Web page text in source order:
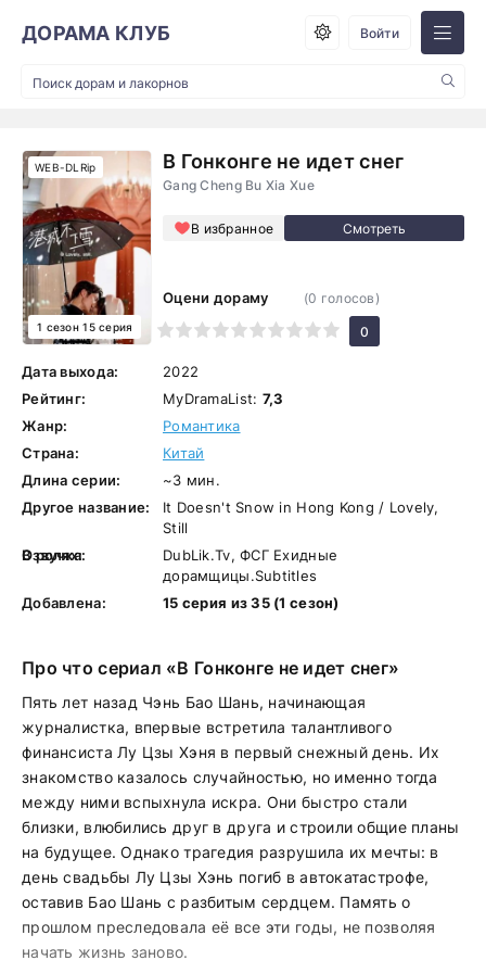
ДОРАМА КЛУБ Войти
В Гонконге не идет снег
Gang Cheng Bu Xia Xue
В избранное
WEB-DLRip
1 сезон 15 серия
Оцени дораму
1
2 3 4 5 7 8 9 10
(0 голосов)
0
Дата выхода:
2022
Рейтинг:
MyDramaList: 7,3
Жанр:
Романтика
Страна:
Китай
Длина серии:
~3 мин.
Другое название:
It Doesn't Snow in Hong Kong / Lovely,
Still
В ролях:
Озвучка:
DubLik.Tv, ФСГ Ехидные
дорамщицы.Subtitles
Добавлена:
15 серия из 35 (1 сезон)
Про что сериал «В Гонконге не идет снег»
Пять лет назад Чэнь Бао Шань, начинающая
журналистка, впервые встретила талантливого
финансиста Лу Цзы Хэня в первый снежный день. Их
знакомство казалось случайностью, но именно тогда
между ними вспыхнула искра. Они быстро стали
близки, влюбились друг в друга и строили общие планы
на будущее. Однако трагедия разрушила их мечты: в
день свадьбы Лу Цзы Хэнь погиб в автокатастрофе,
оставив Бао Шань с разбитым сердцем. Память о
прошлом преследовала её все эти годы, не позволяя
начать жизнь заново.